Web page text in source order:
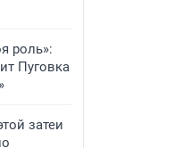
роль»:
Пуговка
затеи